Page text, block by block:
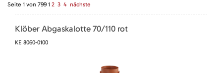
Seite 1 von 799 1 2 3 4 nächste
Klöber Abgaskalotte 70/110 rot
KE 8060-0100